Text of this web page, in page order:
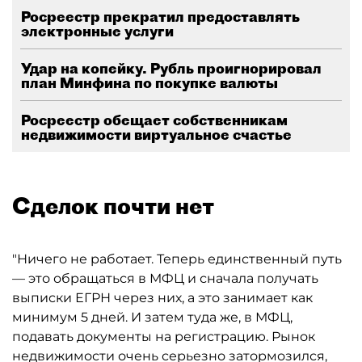
Росреестр прекратил предоставлять
электронные услуги
Удар на копейку. Рубль проигнорировал
план Минфина по покупке валюты
Росреестр обещает собственникам
недвижимости виртуальное счастье
Сделок почти нет
"Ничего не работает. Теперь единственный путь
— это обращаться в МФЦ и сначала получать
выписки ЕГРН через них, а это занимает как
минимум 5 дней. И затем туда же, в МФЦ,
подавать документы на регистрацию. Рынок
недвижимости очень серьезно затормозился,